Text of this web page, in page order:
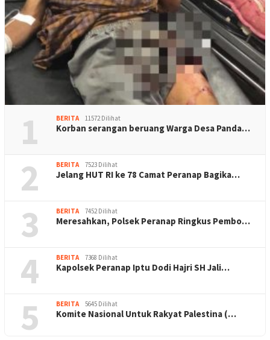
1 BERITA 11572 Dilihat
Korban serangan beruang Warga Desa Panda…
2 BERITA 7523 Dilihat
Jelang HUT RI ke 78 Camat Peranap Bagika…
3 BERITA 7452 Dilihat
Meresahkan, Polsek Peranap Ringkus Pembo…
4 BERITA 7368 Dilihat
Kapolsek Peranap Iptu Dodi Hajri SH Jali…
5 BERITA 5645 Dilihat
Komite Nasional Untuk Rakyat Palestina (…